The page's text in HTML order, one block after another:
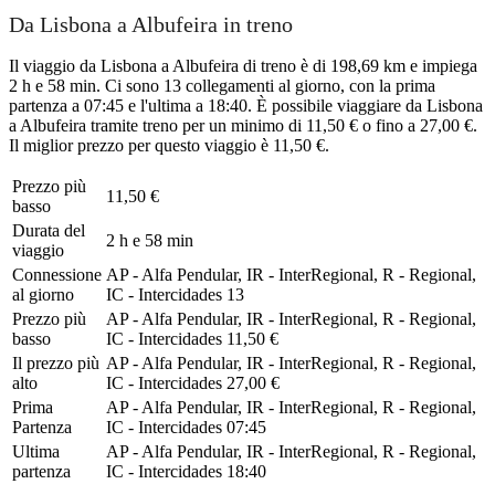
Da Lisbona a Albufeira in treno
Il viaggio da Lisbona a Albufeira di treno è di 198,69 km e impiega
2 h e 58 min. Ci sono 13 collegamenti al giorno, con la prima
partenza a 07:45 e l'ultima a 18:40. È possibile viaggiare da Lisbona
a Albufeira tramite treno per un minimo di 11,50 € o fino a 27,00 €.
Il miglior prezzo per questo viaggio è 11,50 €.
Prezzo più
basso
11,50 €
Durata del
viaggio
2 h e 58 min
Connessione
al giorno
AP - Alfa Pendular, IR - InterRegional, R - Regional,
IC - Intercidades 13
Prezzo più
basso
AP - Alfa Pendular, IR - InterRegional, R - Regional,
IC - Intercidades 11,50 €
Il prezzo più
alto
AP - Alfa Pendular, IR - InterRegional, R - Regional,
IC - Intercidades 27,00 €
Prima
Partenza
AP - Alfa Pendular, IR - InterRegional, R - Regional,
IC - Intercidades 07:45
Ultima
partenza
AP - Alfa Pendular, IR - InterRegional, R - Regional,
IC - Intercidades 18:40